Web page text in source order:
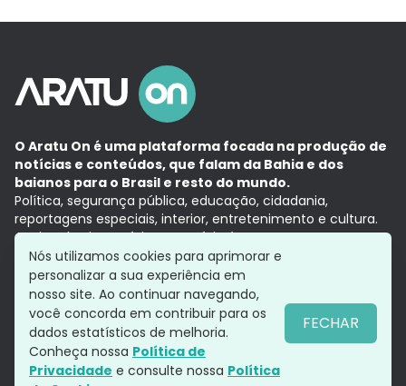
O Aratu On é uma plataforma focada na produção de
notícias e conteúdos, que falam da Bahia e dos
baianos para o Brasil e resto do mundo.
Política, segurança pública, educação, cidadania,
reportagens especiais, interior, entretenimento e cultura.
Aqui, tudo vira notícia e a notícia é no tempo presente,
com a credibilidade do Grupo Aratu.
Grupo Aratu
Política de privacidade
Siga-nos
Nós utilizamos cookies para aprimorar e
personalizar a sua experiência em
nosso site. Ao continuar navegando,
você concorda em contribuir para os
dados estatísticos de melhoria.
Conheça nossa Política de
Privacidade e consulte nossa Política
FECHAR